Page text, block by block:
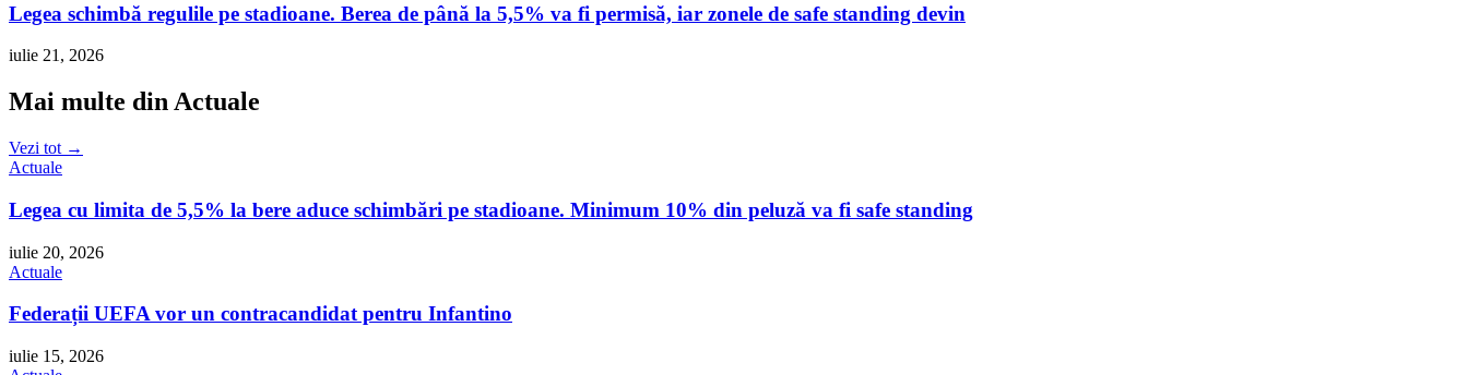
Legea schimbă regulile pe stadioane. Berea de până la 5,5% va fi permisă, iar zonele de safe standing devin
iulie 21, 2026
Mai multe din Actuale
Vezi tot →
Actuale
Legea cu limita de 5,5% la bere aduce schimbări pe stadioane. Minimum 10% din peluză va fi safe standing
iulie 20, 2026
Actuale
Federații UEFA vor un contracandidat pentru Infantino
iulie 15, 2026